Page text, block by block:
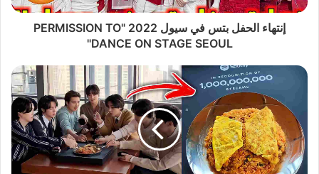
إنتهاء الحفل بتس في سيول 2022 "PERMISSION TO
DANCE ON STAGE SEOUL"